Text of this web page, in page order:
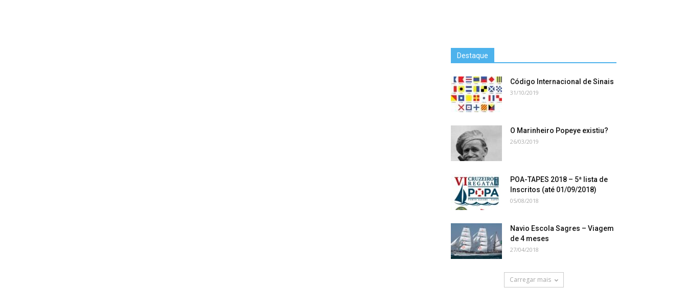
Destaque
Código Internacional de Sinais
31/10/2019
O Marinheiro Popeye existiu?
26/03/2019
POA-TAPES 2018 – 5ª lista de
Inscritos (até 01/09/2018)
05/08/2018
Navio Escola Sagres – Viagem
de 4 meses
27/04/2018
Carregar mais